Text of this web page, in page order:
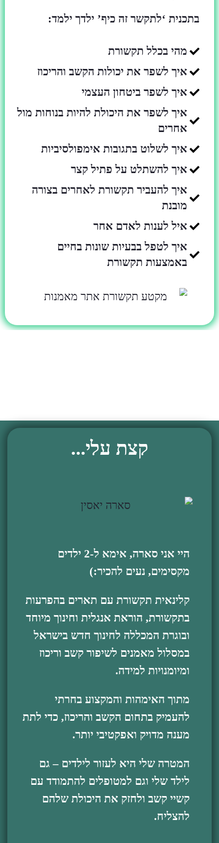
בתכנית ‘לתקשר זה כיף’ ילדך ילמד:
מהי בכלל תקשורת
איך לשפר את יכולות הקשב והריכוז
איך לשפר ביטחון העצמי
איך לשפר את היכולת להיות בנוחות מול
אחרים
איך לשלוט בתגובות אימפולסיביות
איך להשתלט על פתיל קצר
איך להעביר תקשורת לאחרים בצורה
מובנת
איל לענות לאדם אחר
איך לטפל בבעיות שונות בחיים
באמצעות תקשורת
קצת עלי...
היי אני סארה, אימא ל-2 ילדים
מקסימים, נעים להכיר:)
קלינאית תקשורת עם תארים בהפרעות
בתקשורת, הוראת אנגלית וחינוך מיוחד
ובוגרת המכללה לחינוך חדש בישראל
במסלול מאמנים לשיפור קשב וריכוז
ומיומנויות למידה.
מתוך האימהות והמקצוע בחרתי
להעמיק בתחום הקשב והריכוז, כדי לתת
מענה מדויק ואפקטיבי יותר.
המטרה שלי היא לעזור לילדים – גם
לילד שלי וגם למטופלים להתמודד עם
קשיי קשב ולחזק את היכולת שלהם
להצליח.